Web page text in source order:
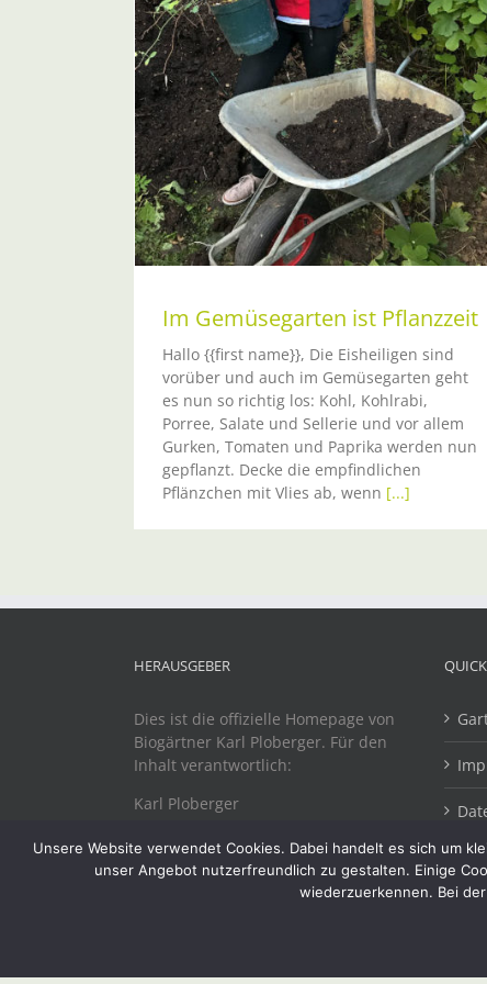
Im Gemüsegarten ist Pflanzzeit
Hallo {{first name}}, Die Eisheiligen sind
vorüber und auch im Gemüsegarten geht
es nun so richtig los: Kohl, Kohlrabi,
Porree, Salate und Sellerie und vor allem
Gurken, Tomaten und Paprika werden nun
gepflanzt. Decke die empfindlichen
Pflänzchen mit Vlies ab, wenn [...]
HERAUSGEBER
Dies ist die offizielle Homepage von
Biogärtner Karl Ploberger. Für den
Inhalt verantwortlich:
Karl Ploberger
A-4863 Seewalchen
Unsere Website verwendet Cookies. Dabei handelt es sich um
unser Angebot nutzerfreundlich zu gestalten. Einige
wiederzuerkennen. Bei